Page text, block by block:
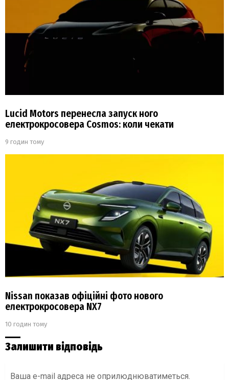
Lucid Motors перенесла запуск ного
електрокросовера Cosmos: коли чекати
9 годин тому
Nissan показав офіційні фото нового
електрокросовера NX7
10 годин тому
Залишити відповідь
Ваша e-mail адреса не оприлюднюватиметься.